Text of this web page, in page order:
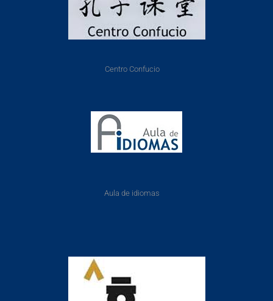
Centro Confucio
Aula de idiomas